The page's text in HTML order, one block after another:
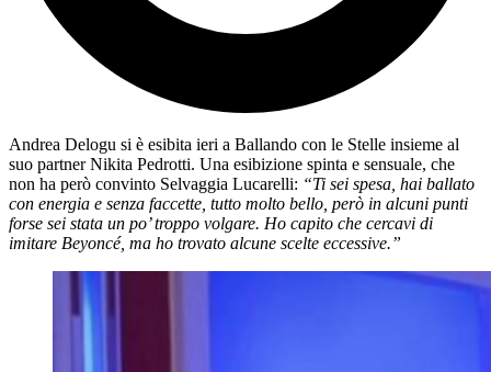
Andrea Delogu si è esibita ieri a Ballando con le Stelle insieme al
suo partner Nikita Pedrotti. Una esibizione spinta e sensuale, che
non ha però convinto Selvaggia Lucarelli: “Ti sei spesa, hai ballato
con energia e senza faccette, tutto molto bello, però in alcuni punti
forse sei stata un po’ troppo volgare. Ho capito che cercavi di
imitare Beyoncé, ma ho trovato alcune scelte eccessive.”